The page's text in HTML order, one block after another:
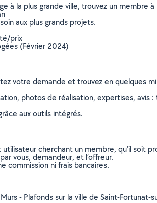
à la plus grande ville, trouvez un membre
aux plus grands projets.
prix
(Février 2024)
votre demande et trouvez en quelques
photos de réalisation, expertises, avis
aux outils intégrés.
cherchant un membre, qu’il soit
vous, demandeur, et l’offreur.
commission ni frais bancaires.
- Plafonds sur la ville de Saint-Fortunat-